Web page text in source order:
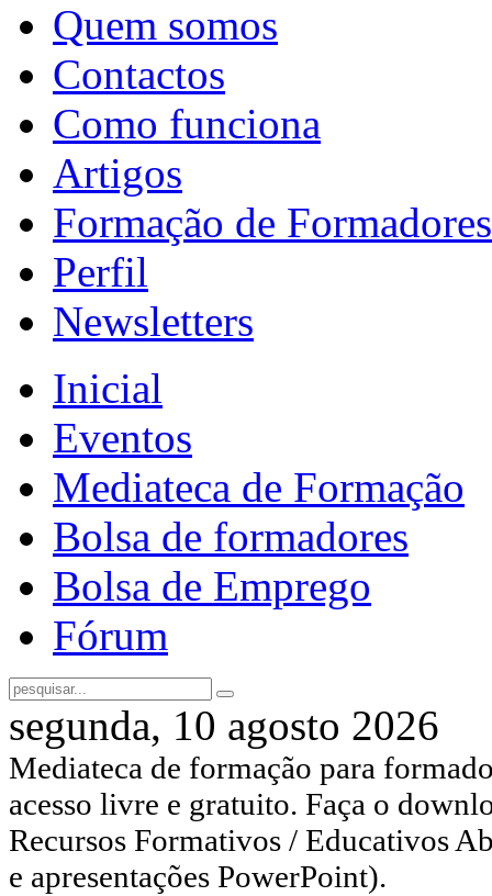
Quem somos
Contactos
Como funciona
Artigos
Formação de Formadores
Perfil
Newsletters
Inicial
Eventos
Mediateca de Formação
Bolsa de formadores
Bolsa de Emprego
Fórum
segunda, 10 agosto 2026
Mediateca de formação para
acesso livre e gratuito. Faça o
Recursos Formativos / Educativos
e apresentações PowerPoint).